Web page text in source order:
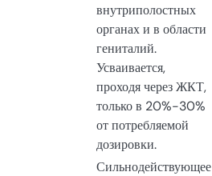
внутриполостных
органах и в области
гениталий.
Усваивается,
проходя через ЖКТ,
только в 20%-30%
от потребляемой
дозировки.
Сильнодействующее